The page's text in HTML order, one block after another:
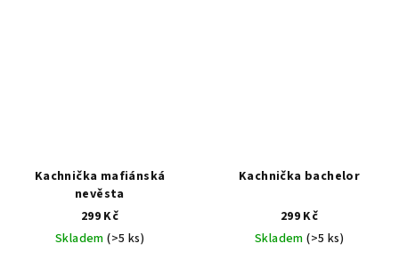
Kachnička mafiánská
nevěsta
299 Kč
Skladem(>5 ks)
Kachnička bachelor
299 Kč
Skladem(>5 ks)